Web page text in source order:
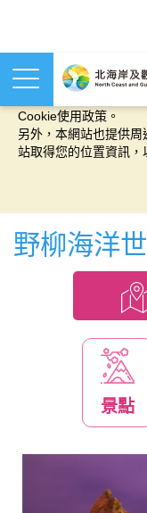
本網站使用cookies等
Cookie使用政策。
另外，本網站也提供
站取得您的位置資訊，
野柳海洋
景點